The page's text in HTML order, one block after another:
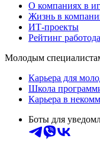
О компаниях в
Жизнь в
ИТ-проекты
Рейтинг
Молодым
Карьера для
Школа
Карьера в
Боты для